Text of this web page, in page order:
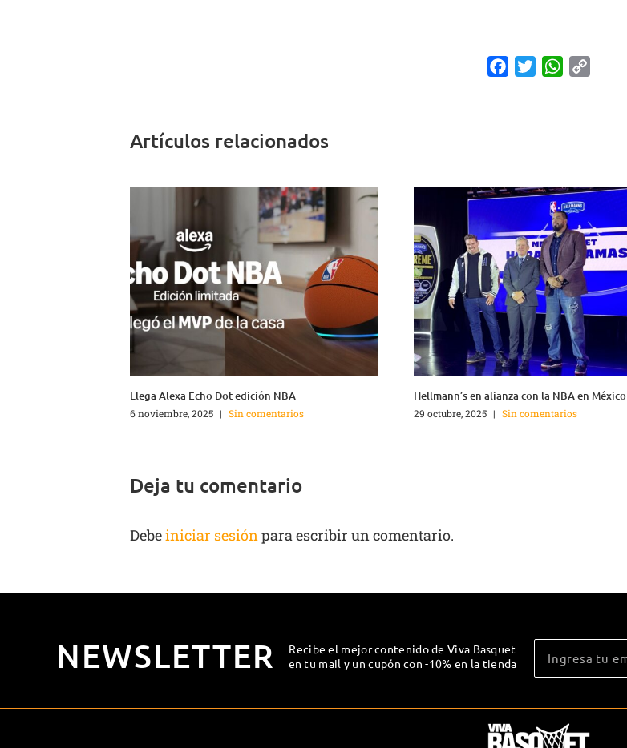
FacebookTwitterWhatsApp
Artículos relacionados
Llega Alexa Echo Dot edición NBA
6 noviembre, 2025 | Sin comentarios
Hellmann’s en alianza con la NBA en México
29 octubre, 2025 | Sin comentarios
Deja tu comentario
Debeiniciar sesiónpara escribir un comentario.
NEWSLETTER
Recibe el mejor contenido de Viva Basquet
en tu mail y un cupón con -10% en la tienda